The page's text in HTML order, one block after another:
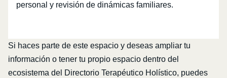
personal y revisión de dinámicas familiares.
Si haces parte de este espacio y deseas ampliar tu
información o tener tu propio espacio dentro del
ecosistema del Directorio Terapéutico Holístico, puedes